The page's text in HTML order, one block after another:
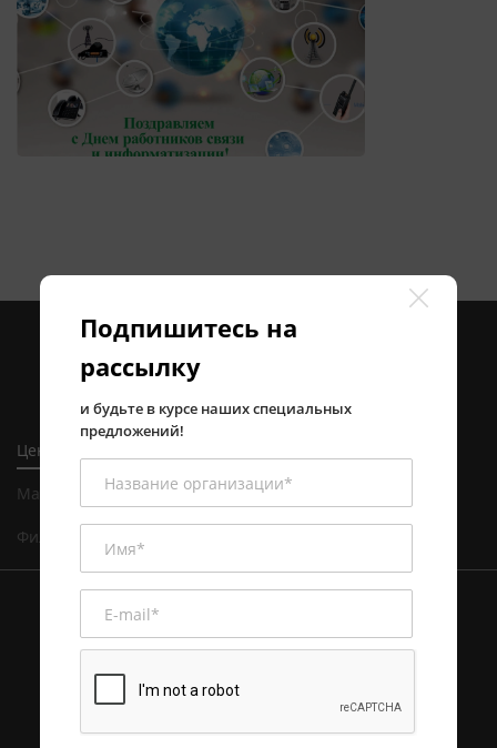
Центральный офис в Алматы
Магазин и сервисный центр в Алматы
Филиал в Астане
Подпишитесь на
рассылку
и будьте в курсе наших специальных
предложений!